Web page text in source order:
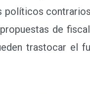
políticos
de
trastocar el